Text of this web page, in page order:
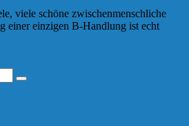
viele schöne zwischenmenschliche
einer einzigen B-Handlung ist echt